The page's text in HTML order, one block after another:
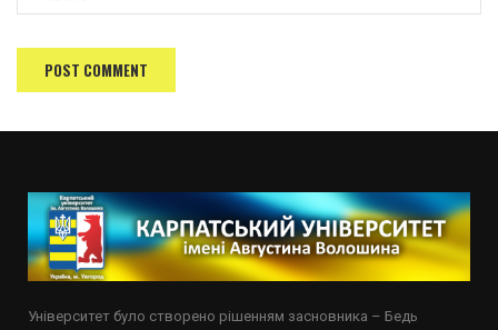
Університет було створено рішенням засновника – Бедь